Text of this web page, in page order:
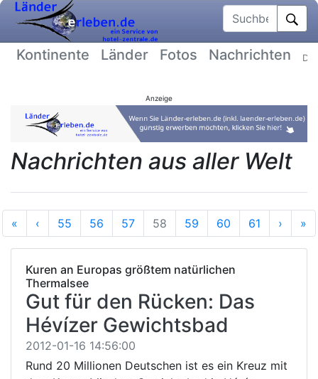
Suchbegriff
Kontinente Länder Fotos Nachrichten
Anzeige
Nachrichten aus aller Welt
« Anfang
‹ Vorherige
55 56 57 58 59 60 61 › »
Kuren an Europas größtem natürlichen
Thermalsee
Gut für den Rücken: Das
Hévízer Gewichtsbad
2012-01-16 14:56:00
Rund 20 Millionen Deutschen ist es ein Kreuz mit